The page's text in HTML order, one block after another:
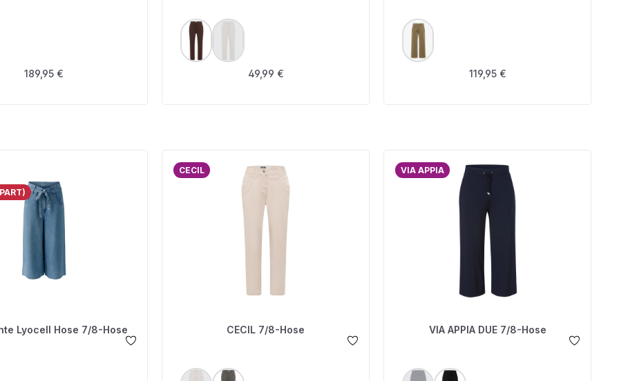
Regulärer Preis:
189,95 €
FARBE AUSWÄHLEN
(Diese Option ist zurzeit nicht verfügbar.)
Regulärer Preis:
49,99 €
FARBE
Regulärer Preis:
119,95 €
Lyocell Hose 7/8-Hose
CECIL
CECIL 7/8-Hose
FARBE AUSWÄHLEN
VIA APPIA
VIA APPIA DUE 7/8-Hose
FARBE AUSWÄHLEN